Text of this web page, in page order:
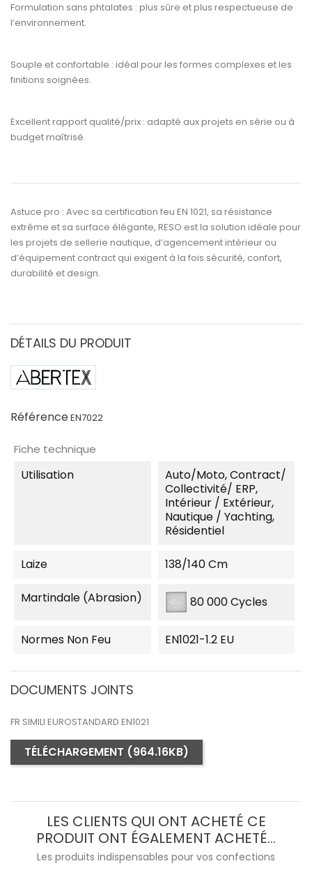
Formulation sans phtalates : plus sûre et plus respectueuse de
l’environnement.
Souple et confortable : idéal pour les formes complexes et les
finitions soignées.
Excellent rapport qualité/prix : adapté aux projets en série ou à
budget maîtrisé.
Astuce pro : Avec sa certification feu EN 1021, sa résistance
extrême et sa surface élégante, RESO est la solution idéale pour
les projets de sellerie nautique, d’agencement intérieur ou
d’équipement contract qui exigent à la fois sécurité, confort,
durabilité et design.
DÉTAILS DU PRODUIT
RéférenceEN7022
Fiche technique
Utilisation
Auto/moto, Contract/
Collectivité/ ERP,
Intérieur / Extérieur,
Nautique / Yachting,
Résidentiel
Laize 138/140 Cm
Martindale (Abrasion) 80 000 Cycles
Normes Non Feu EN1021-1.2 EU
DOCUMENTS JOINTS
FR SIMILI EUROSTANDARD EN1021
TÉLÉCHARGEMENT (964.16KB)
LES CLIENTS QUI ONT ACHETÉ CE
PRODUIT ONT ÉGALEMENT ACHETÉ...
Les produits indispensables pour vos confections